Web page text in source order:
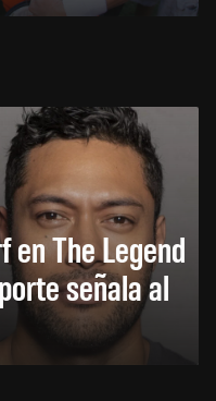
en The Legend
señala al